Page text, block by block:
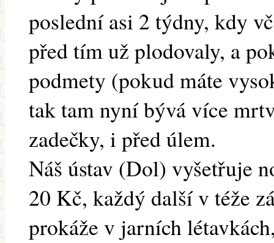
poslední asi 2 týdny, kdy
před tím už plodovaly, a
podmety (pokud máte
tak tam nyní bývá více
zadečky, i před úlem.
Náš ústav (Dol) vyšetřuje
20 Kč, každý další v téže
prokáže v jarních